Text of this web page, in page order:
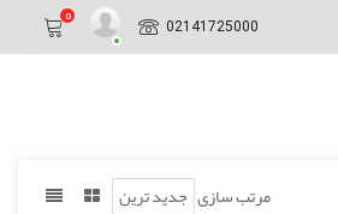
02141725000
0
مرتب سازی